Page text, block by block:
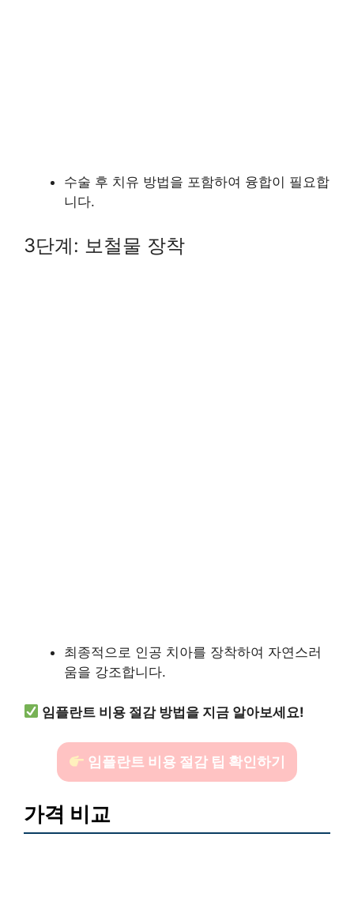
수술 후 치유 방법을 포함하여 융합이 필요합
니다.
3단계: 보철물 장착
최종적으로 인공 치아를 장착하여 자연스러
움을 강조합니다.
임플란트 비용 절감 방법을 지금 알아보세요!
임플란트 비용 절감 팁 확인하기
가격 비교